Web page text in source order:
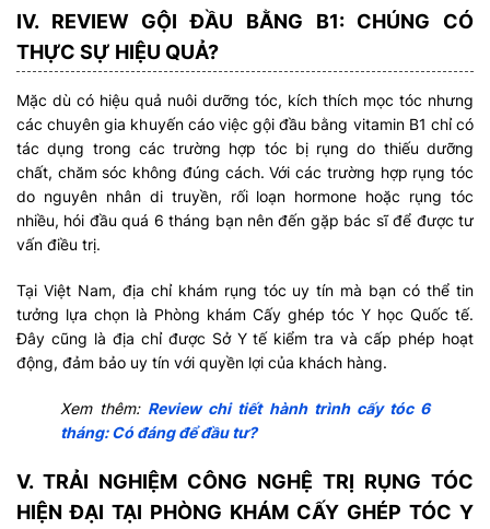
IV. REVIEW GỘI ĐẦU BẰNG B1: CHÚNG CÓ
THỰC SỰ HIỆU QUẢ?
Mặc dù có hiệu quả nuôi dưỡng tóc, kích thích mọc tóc nhưng
các chuyên gia khuyến cáo việc gội đầu bằng vitamin B1 chỉ có
tác dụng trong các trường hợp tóc bị rụng do thiếu dưỡng
chất, chăm sóc không đúng cách. Với các trường hợp rụng tóc
do nguyên nhân di truyền, rối loạn hormone hoặc rụng tóc
nhiều, hói đầu quá 6 tháng bạn nên đến gặp bác sĩ để được tư
vấn điều trị.
Tại Việt Nam, địa chỉ khám rụng tóc uy tín mà bạn có thể tin
tưởng lựa chọn là Phòng khám Cấy ghép tóc Y học Quốc tế.
Đây cũng là địa chỉ được Sở Y tế kiểm tra và cấp phép hoạt
động, đảm bảo uy tín với quyền lợi của khách hàng.
Xem thêm: Review chi tiết hành trình cấy tóc 6
tháng: Có đáng để đầu tư?
V. TRẢI NGHIỆM CÔNG NGHỆ TRỊ RỤNG TÓC
HIỆN ĐẠI TẠI PHÒNG KHÁM CẤY GHÉP TÓC Y